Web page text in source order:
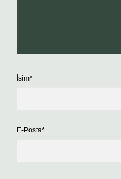
İsim*
E-Posta*